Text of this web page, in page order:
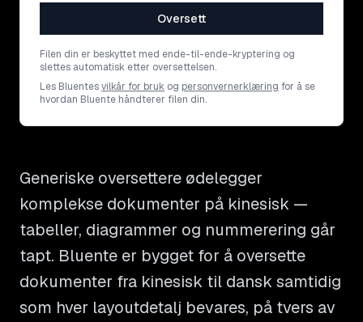
Oversett
Filen din er beskyttet med ende-til-ende-kryptering og
slettes automatisk etter oversettelsen.
Les Bluentesvilkår for bruk og personvernerklæring for å se
hvordan Bluente håndterer filen din.
Generiske oversettere ødelegger
komplekse dokumenter på kinesisk —
tabeller, diagrammer og nummerering går
tapt. Bluente er bygget for å oversette
dokumenter fra kinesisk til dansk samtidig
som hver layoutdetalj bevares, på tvers av